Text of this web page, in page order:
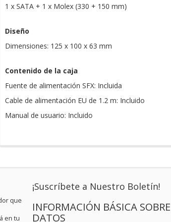
1 x SATA + 1 x Molex (330 + 150 mm)
Diseño
Dimensiones: 125 x 100 x 63 mm
Contenido de la caja
Fuente de alimentación SFX: Incluida
Cable de alimentación EU de 1.2 m: Incluido
Manual de usuario: Incluido
que
en tu
¡Suscríbete a Nuestro Boletín!
INFORMACIÓN BÁSICA
DATOS